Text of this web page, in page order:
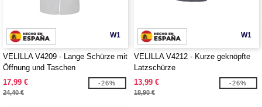
W1
VELILLA V4209 - Lange Schürze mit
Öffnung und Taschen
17,99 €
24,40 €
-26%
W1
VELILLA V4212 - Kurze geknöpfte
Latzschürze
13,99 €
18,90 €
-26%